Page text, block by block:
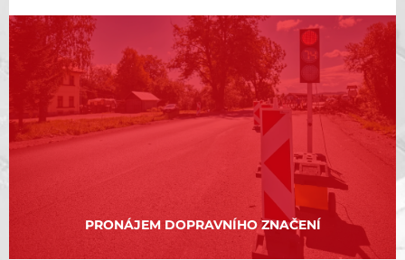
PRONÁJEM DOPRAVNÍHO ZNAČENÍ